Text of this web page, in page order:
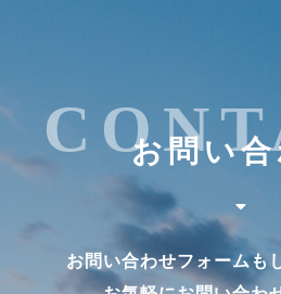
お問い
お問い合わせフォームも